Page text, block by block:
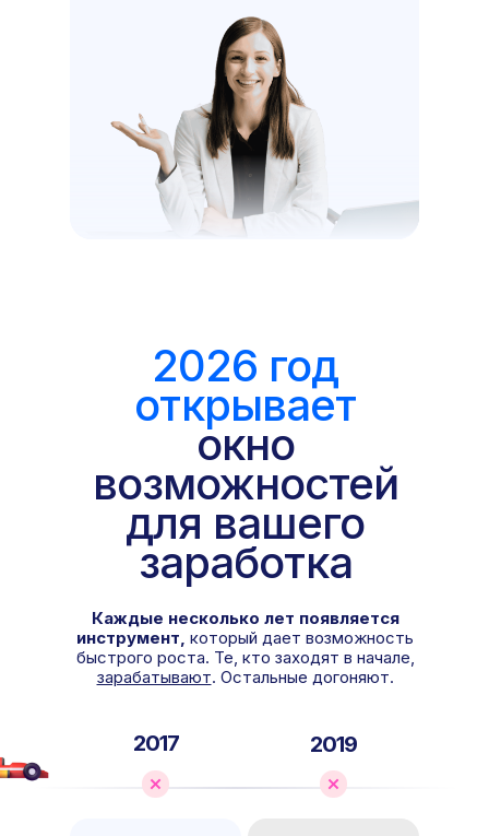
2026 год
открывает
окно
возможностей
для вашего
заработка
2017
Каждые несколько лет появляется
инструмент, который дает возможность
быстрого роста. Те, кто заходят в начале,
зарабатывают. Остальные догоняют.
2019
5 минут
время ее
выполнит
нейросеть
5 минут
для ВКонтакте
Задача
Сделать логотип
для компании